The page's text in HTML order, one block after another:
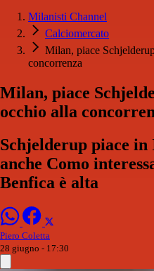
Milanisti Channel
Calciomercato
Milan, piace
concorrenza
Milan, piace
occhio alla
Schjelderup piace
anche Como
Benfica è alta
Piero Coletta
28 giugno - 17:30